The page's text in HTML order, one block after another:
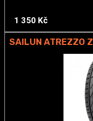
1 350 Kč
SAILUN ATREZZO